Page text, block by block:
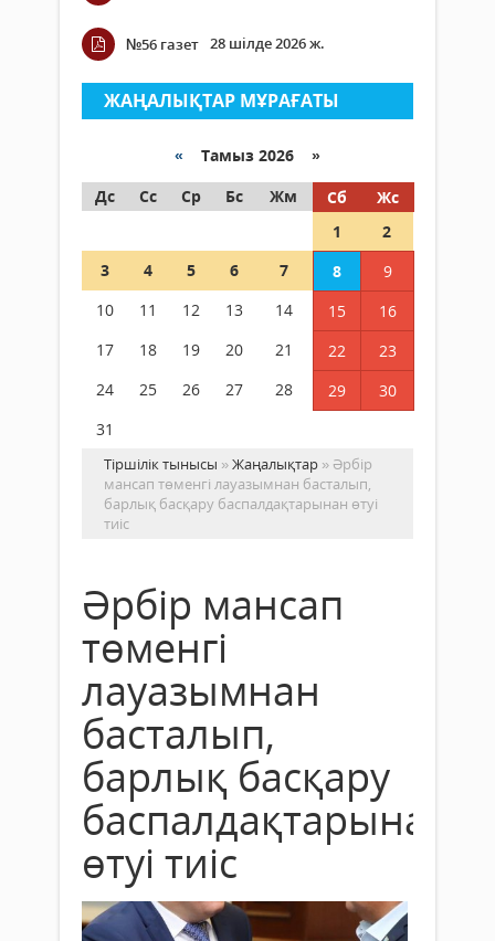
№56 газет 28 шілде 2026 ж.
ЖАҢАЛЫҚТАР МҰРАҒАТЫ
« Тамыз 2026 »
Дс
Сс Ср Бс Жм Сб
Жс
1
2
3
4 5 6 7 8
9
10
11 12 13 14 15
16
17
18 19 20 21 22
23
24
25 26 27 28 29
30
31
Тіршілік тынысы »Жаңалықтар » Әрбір
мансап төменгі лауазымнан басталып,
барлық басқару баспалдақтарынан өтуі
тиіс
Әрбір мансап
төменгі
лауазымнан
басталып,
барлық басқару
баспалдақтарынан
өтуі тиіс